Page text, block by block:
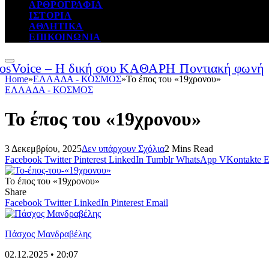
ΑΡΘΡΟΓΡΑΦΙΑ
ΙΣΤΟΡΙΑ
ΑΘΛΗΤΙΚΑ
ΕΠΙΚΟΙΝΩΝΙΑ
Home»ΕΛΛΑΔΑ - ΚΟΣΜΟΣ»Το έπος του «19χρονου»
ΕΛΛΑΔΑ - ΚΟΣΜΟΣ
Το έπος του «19χρονου»
3 Δεκεμβρίου, 2025Δεν υπάρχουν Σχόλια2 Mins Read
Facebook Twitter Pinterest LinkedIn Tumblr WhatsApp VKontakte
Το έπος του «19χρονου»
Share
Facebook Twitter LinkedIn Pinterest Email
Πάσχος Μανδραβέλης
02.12.2025 • 20:07